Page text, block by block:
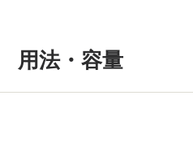
用法・容量